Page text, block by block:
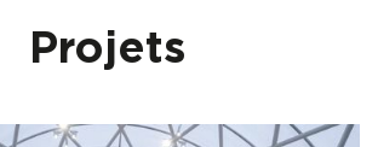
Projets